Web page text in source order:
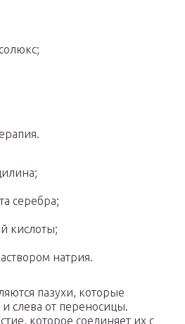
серебра;
кислоты;
натрия.
пазухи, которые
и слева от переносицы.
которое соединяет их с